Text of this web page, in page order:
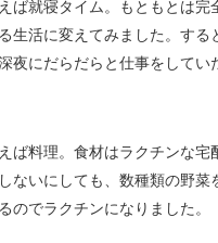
ば就寝タイム。もともとは
生活に変えてみました。す
夜にだらだらと仕事をしてい
ば料理。食材はラクチンな
ないにしても、数種類の野
のでラクチンになりました。